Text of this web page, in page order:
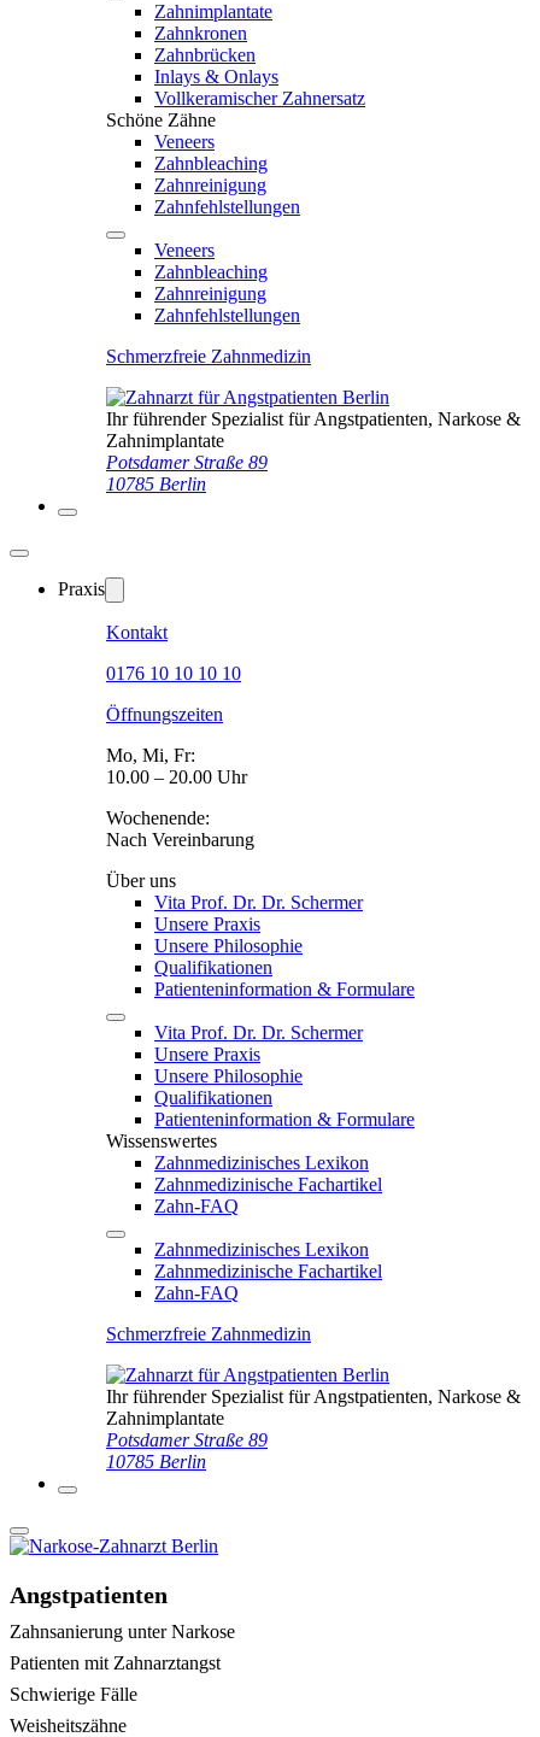
Zahnimplantate
Zahnkronen
Zahnbrücken
Inlays & Onlays
Vollkeramischer Zahnersatz
Schöne Zähne
Veneers
Zahnbleaching
Zahnreinigung
Zahnfehlstellungen
Veneers
Zahnbleaching
Zahnreinigung
Zahnfehlstellungen
Schmerzfreie Zahnmedizin
Ihr führender Spezialist für Angstpatienten, Narkose &
Zahnimplantate
Potsdamer Straße 89
10785 Berlin
Praxis
Kontakt
0176 10 10 10 10
Öffnungszeiten
Mo, Mi, Fr:
10.00 – 20.00 Uhr
Wochenende:
Nach Vereinbarung
Über uns
Vita Prof. Dr. Dr. Schermer
Unsere Praxis
Unsere Philosophie
Qualifikationen
Patienten­information & Formulare
Vita Prof. Dr. Dr. Schermer
Unsere Praxis
Unsere Philosophie
Qualifikationen
Patienten­information & Formulare
Wissenswertes
Zahnmedizinisches Lexikon
Zahnmedizinische Fachartikel
Zahn-FAQ
Zahnmedizinisches Lexikon
Zahnmedizinische Fachartikel
Zahn-FAQ
Schmerzfreie Zahnmedizin
Ihr führender Spezialist für Angstpatienten, Narkose &
Zahnimplantate
Potsdamer Straße 89
10785 Berlin
Angstpatienten
Zahnsanierung unter Narkose
Patienten mit Zahnarztangst
Schwierige Fälle
Weisheitszähne